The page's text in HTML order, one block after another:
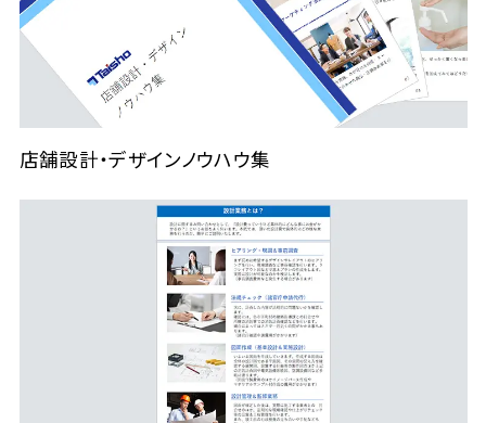
店舗設計・デザインノウハウ集